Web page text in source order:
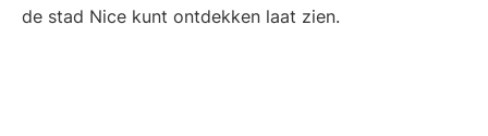
de stad Nice kunt ontdekken laat zien.